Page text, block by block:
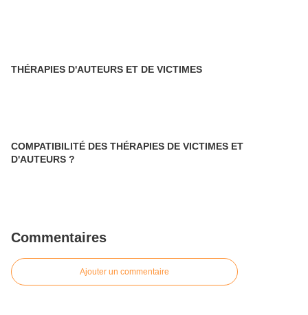
THÉRAPIES D'AUTEURS ET DE VICTIMES
COMPATIBILITÉ DES THÉRAPIES DE VICTIMES ET
D'AUTEURS ?
Commentaires
Ajouter un commentaire